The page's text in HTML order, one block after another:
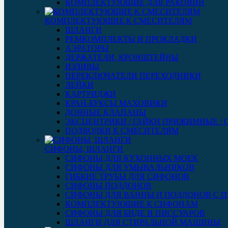
КОМПЛЕКТУЮЩИЕ ДЛЯ РАКОВИН
КОМПЛЕКТУЮЩИЕ К СМЕСИТЕЛЯМ
ШЛАНГИ
РЕМКОМПЛЕКТЫ И ПРОКЛАДКИ
АЭРАТОРЫ
ДЕРЖАТЕЛИ, КРОНШТЕЙНЫ
ИЗЛИВЫ
ПЕРЕКЛЮЧАТЕЛИ ПЕРЕХОДНИКИ
ЛЕЙКИ
КАРТРИДЖИ
КРАН-БУКСЫ МАХОВИКИ
ДОННЫЕ КЛАПАНЫ
ЭКСЦЕНТРИКИ / ГАЙКИ ПРИЖИМНЫЕ /
ПОДВОДКИ К СМЕСИТЕЛЯМ
СИФОНЫ, ШЛАНГИ
СИФОНЫ ДЛЯ КУХОННЫХ МОЕК
СИФОНЫ ДЛЯ УМЫВАЛЬНИКОВ
ГИБКИЕ ТРУБЫ ДЛЯ СИФОНОВ
СИФОНЫ ПОДДОНОВ
СИФОНЫ ДЛЯ ВАННЫ И ПОДДОНОВ С
КОМПЛЕКТУЮЩИЕ К СИФОНАМ
СИФОНЫ ДЛЯ БИДЕ И ПИССУАРОВ
ШЛАНГИ ДЛЯ СТИРАЛЬНОЙ МАШИНЫ